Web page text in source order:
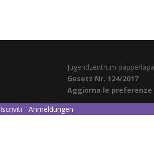
Jugendzentrum
Gesetz Nr. 124/2017
Aggiorna le preferenze
Iscriviti - Anmeldungen